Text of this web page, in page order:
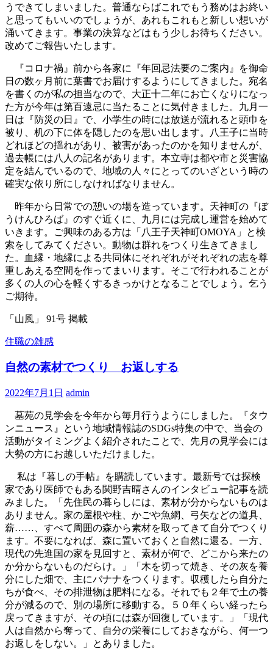
うできてしまいました。普通ならばこれでもう務めはお終い
と思ってもいいのでしょうが、あれもこれもと新しい想いが
涌いてきます。事業の決算などはもう少しお待ちください。
改めてご報告いたします。
『コロナ禍』前から各家に『年回忌法要のご案内』を御命
日の数ヶ月前に葉書でお届けするようにしてきました。宛名
を書くのが私の担当なので、大正十二年にお亡くなりになっ
た方が今年は第百遠忌に当たることに気付きました。九月一
日は『防災の日』で、小学生の時には放送が流れると頭巾を
被り、机の下に体を隠したのを思い出します。八王子に当時
どれほどの揺れがあり、被害があったのかを知りませんが、
過去帳には八人の記名があります。本立寺は都や市と災害協
定を結んでいるので、地域の人々にとってのいざという時の
確実な依り所にしなければなりません。
昨年から日常での憩いの場を造っています。天神町の『ぼ
うけんひろば』のすぐ近くに、九月には完成し運営を始めて
いきます。ご興味のある方は「八王子天神町OMOYA」と検
索をしてみてください。動物は群れをつくり生きてきまし
た。血縁・地縁による共同体にそれぞれがそれぞれの志を尊
重しあえる空間を作ってまいります。そこで行われることが
多くの人の心を軽くするきっかけとなることでしょう。乞う
ご期待。
「山風」 91号 掲載
住職の雑感
自然の素材でつくり お返しする
2022年7月1日 admin
墓苑の見学会を今年から毎月行うようにしました。『タウ
ンニュース』という地域情報誌のSDGs特集の中で、当会の
活動がタイミングよく紹介されたことで、先月の見学会には
大勢の方にお越しいただけました。
私は『暮しの手帖』を購読しています。最新号では探検
家であり医師でもある関野吉晴さんのインタビュー記事を読
みました。「先住民の暮らしには、素材が分からないものは
ありません。家の屋根や柱、かごや魚網、弓矢などの道具、
薪……、すべて周囲の森から素材を取ってきて自分でつくり
ます。不要になれば、森に置いておくと自然に還る。一方、
現代の先進国の家を見回すと、素材が何で、どこから来たの
か分からないものだらけ。」「木を切って焼き、その灰を養
分にした畑で、主にバナナをつくります。収穫したら自分た
ちが食べ、その排泄物は肥料になる。それでも２年で土の養
分が減るので、別の場所に移動する。５０年くらい経ったら
戻ってきますが、その頃には森が回復しています。」「現代
人は自然から奪って、自分の栄養にしておきながら、何一つ
お返しをしない。」とありました。